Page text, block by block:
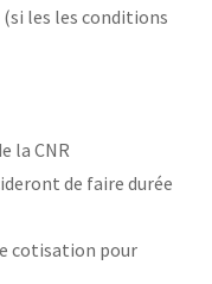
les les conditions
la CNR
de faire durée
cotisation pour